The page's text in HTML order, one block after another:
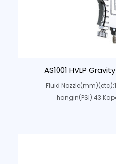
AS1001 HVLP
Fluid
hangin(PSI):43